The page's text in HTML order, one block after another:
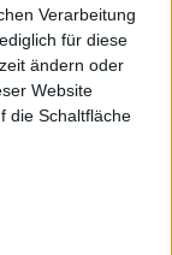
Verarbeitung
für diese
ändern oder
Website
die Schaltfläche